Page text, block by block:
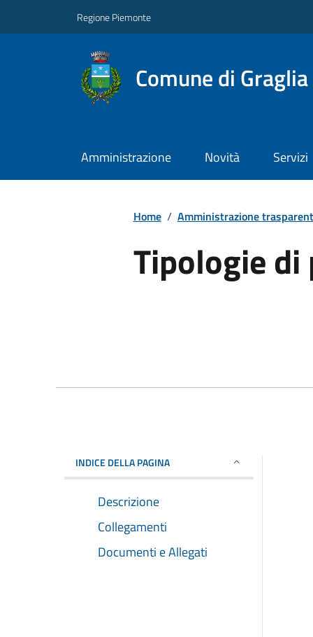
Regione Piemonte
Comune di Graglia
Amministrazione Novità Servizi
Home / Amministrazione
Tipologie
INDICE DELLA PAGINA
Descrizione
Collegamenti
Documenti e Allegati